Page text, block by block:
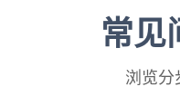
常见
浏览分